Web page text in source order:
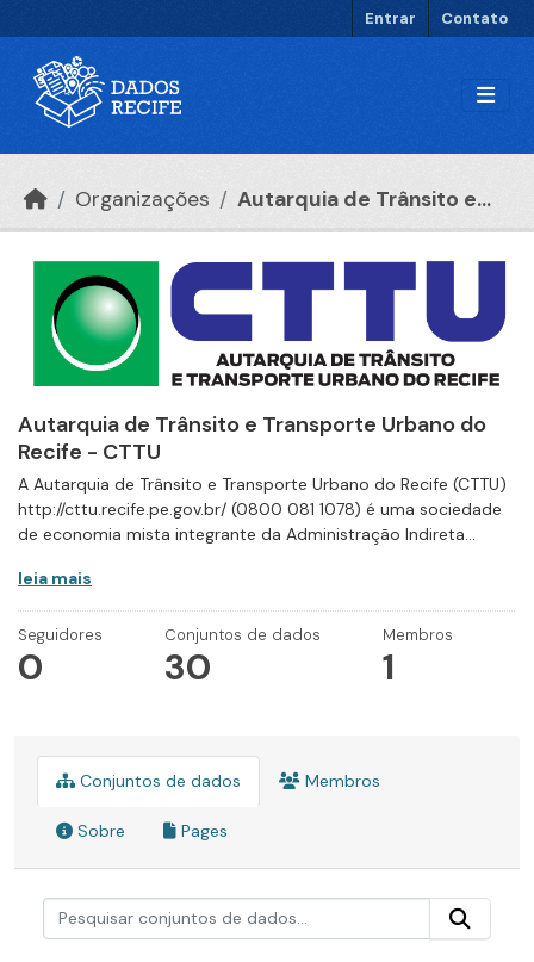
Entrar Contato
Organizações Autarquia de Trânsito e...
Autarquia de Trânsito e Transporte Urbano do
Recife - CTTU
A Autarquia de Trânsito e Transporte Urbano do Recife (CTTU)
http://cttu.recife.pe.gov.br/ (0800 081 1078) é uma sociedade
de economia mista integrante da Administração Indireta...
leia mais
Seguidores
0
Conjuntos de dados
30
Membros
1
Conjuntos de dados Membros
Sobre Pages